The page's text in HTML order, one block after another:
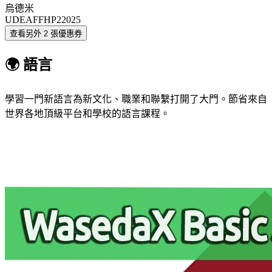
烏德米
UDEAFFHP22025
查看另外 2 張優惠券
🌍 語言
學習一門新語言為新文化、職業和聯繫打開了大門。節省來自
世界各地頂級平台和學校的語言課程。